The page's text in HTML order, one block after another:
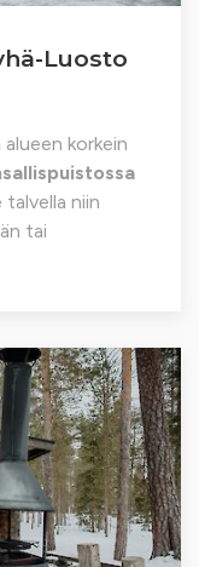
Luosto
alueen korkein
niin
tai